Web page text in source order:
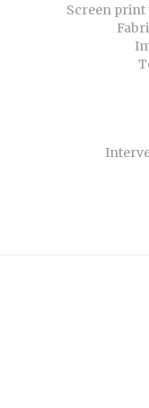
Screen